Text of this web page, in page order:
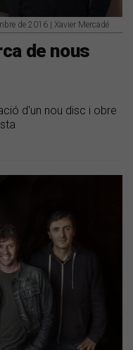
de 2016 | Xavier Mercadé
de nous
d'un nou disc i obre